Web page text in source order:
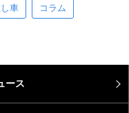
車 コラム
ース